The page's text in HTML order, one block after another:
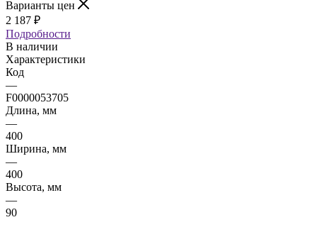
Варианты цен
2 187 ₽
Подробности
В наличии
Характеристики
Код
—
F0000053705
Длина, мм
—
400
Ширина, мм
—
400
Высота, мм
—
90